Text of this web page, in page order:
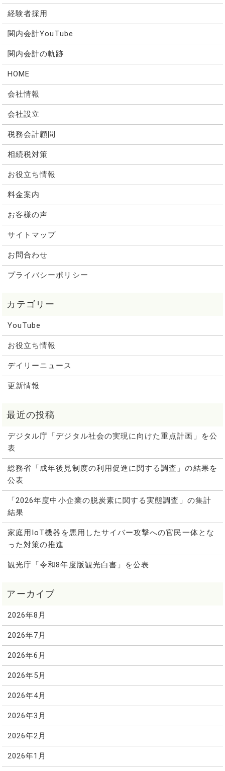
経験者採用
関内会計YouTube
関内会計の軌跡
HOME
会社情報
会社設立
税務会計顧問
相続税対策
お役立ち情報
料金案内
お客様の声
サイトマップ
お問合わせ
プライバシーポリシー
YouTube
お役立ち情報
デイリーニュース
更新情報
デジタル庁「デジタル社会の実現に向けた重点計画」を公
表
総務省「成年後見制度の利用促進に関する調査」の結果を
公表
「2026年度中小企業の脱炭素に関する実態調査」の集計
結果
家庭用IoT機器を悪用したサイバー攻撃への官民一体とな
った対策の推進
観光庁「令和8年度版観光白書」を公表
2026年8月
2026年7月
2026年6月
2026年5月
2026年4月
2026年3月
2026年2月
2026年1月